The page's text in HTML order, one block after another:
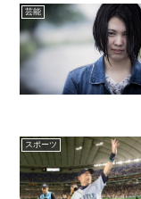
芸能
スポーツ